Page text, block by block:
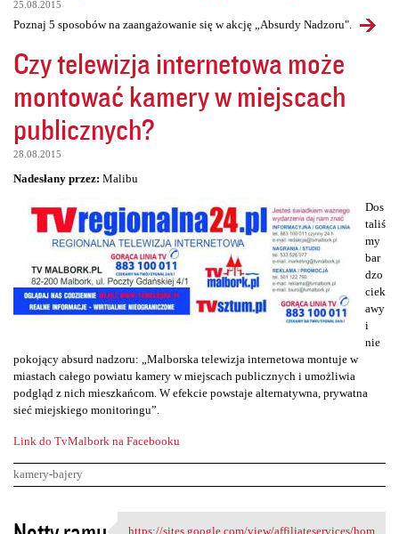
25.08.2015
Poznaj 5 sposobów na zaangażowanie się w akcję „Absurdy Nadzoru".
Czy telewizja internetowa może
montować kamery w miejscach
publicznych?
28.08.2015
Nadesłany przez: Malibu
Dos
taliś
my
bar
dzo
ciek
awy
i
nie
pokojący absurd nadzoru: „Malborska telewizja internetowa montuje w
miastach całego powiatu kamery w miejscach publicznych i umożliwia
podgląd z nich mieszkańcom. W efekcie powstaje alternatywna, prywatna
sieć miejskiego monitoringu”.
Link do TvMalbork na Facebooku
kamery-bajery
K
https://sites.google.com/view/affiliateservices/hom